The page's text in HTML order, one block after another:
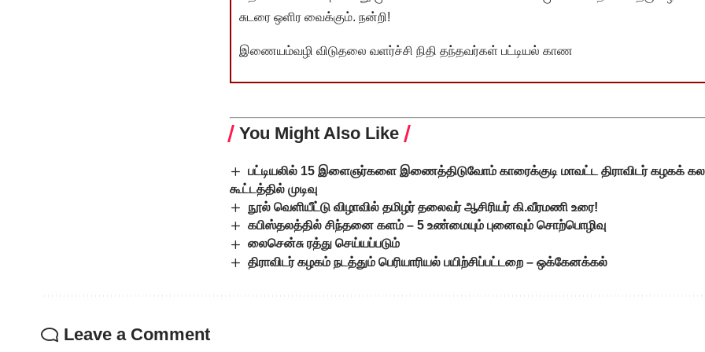
சுடரை ஒளிர வைக்கும். நன்றி!
இணையம்வழி விடுதலை வளர்ச்சி நிதி தந்தவர்கள் பட்டியல் காண
You Might Also Like
பட்டியலில் 15 இளைஞர்களை இணைத்திடுவோம் காரைக்குடி மாவட்ட திராவிடர் கழகக்
கூட்டத்தில் முடிவு
நூல் வெளியீட்டு விழாவில் தமிழர் தலைவர் ஆசிரியர் கி.வீரமணி உரை!
கபிஸ்தலத்தில் சிந்தனை களம் – 5 உண்மையும் புனைவும் சொற்பொழிவு
லைசென்சு ரத்து செய்யப்படும்
திராவிடர் கழகம் நடத்தும் பெரியாரியல் பயிற்சிப்பட்டறை – ஒக்கேனக்கல்
Leave a Comment